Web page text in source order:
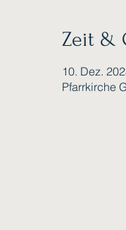
Zeit &
10. Dez.
Pfarrkirche